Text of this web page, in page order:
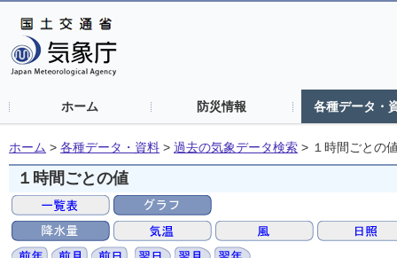
ホーム 防災情報 各種データ・
ホーム > 各種データ・資料 > 過去の気象データ検索 > １時間ごとの
１時間ごとの値